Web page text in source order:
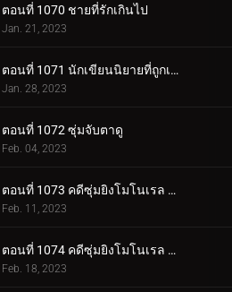
ตอนที่ 1070 ชายที่รักเกินไป
Jan. 21, 2023
ตอนที่ 1071 นักเขียนนิยายที่ถูกเรียกว่าจอมมาร
Jan. 28, 2023
ตอนที่ 1072 ซุ่มจับตาดู
Feb. 04, 2023
ตอนที่ 1073 คดีซุ่มยิงโมโนเรล (ตอนแรก)
Feb. 11, 2023
ตอนที่ 1074 คดีซุ่มยิงโมโนเรล (ตอนจบ)
Feb. 18, 2023